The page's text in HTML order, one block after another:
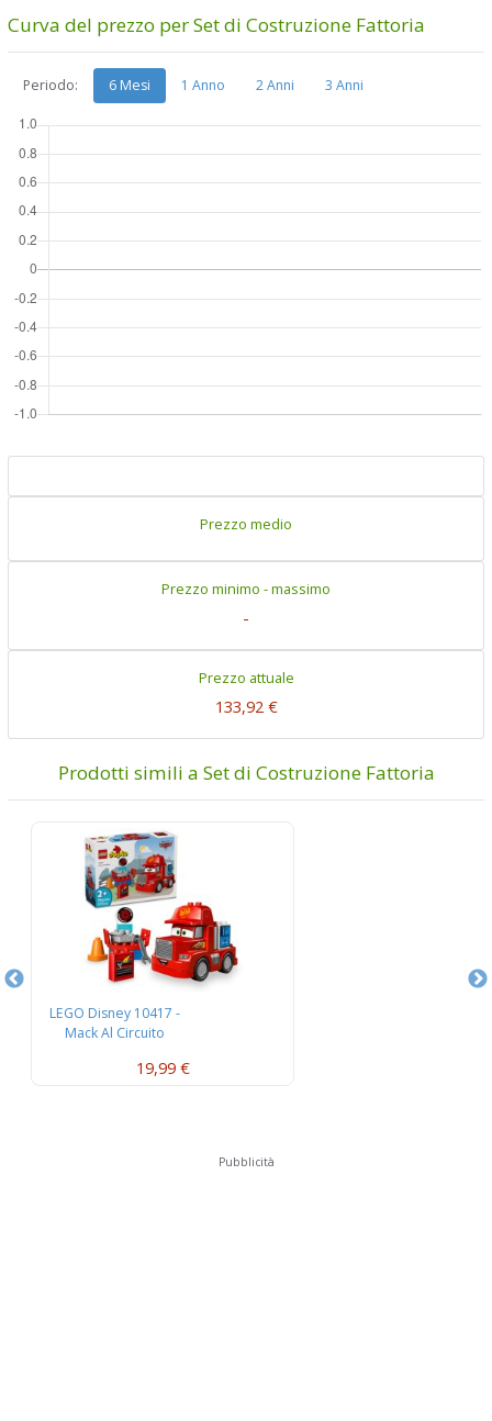
Curva del prezzo per Set di Costruzione Fattoria
Periodo: 6 Mesi 1 Anno 2 Anni 3 Anni
Prezzo medio
Prezzo minimo - massimo
-
Prezzo attuale
133,92 €
Prodotti simili a Set di Costruzione Fattoria
LEGO Disney 10417 -
Mack Al Circuito
19,99 €
Pubblicità